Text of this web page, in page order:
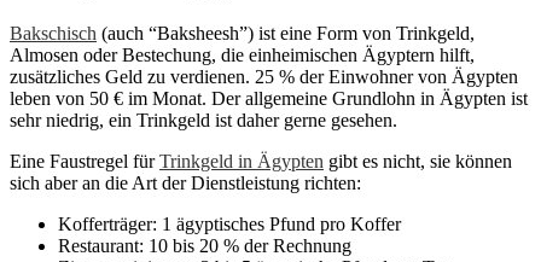
Bakschisch (auch “Baksheesh”) ist eine Form von Trinkgeld,
Almosen oder Bestechung, die einheimischen Ägyptern hilft,
zusätzliches Geld zu verdienen. 25 % der Einwohner von Ägypten
leben von 50 € im Monat. Der allgemeine Grundlohn in Ägypten ist
sehr niedrig, ein Trinkgeld ist daher gerne gesehen.
Eine Faustregel fürTrinkgeld in Ägypten gibt es nicht, sie können
sich aber an die Art der Dienstleistung richten:
Kofferträger: 1 ägyptisches Pfund pro Koffer
Restaurant: 10 bis 20 % der Rechnung